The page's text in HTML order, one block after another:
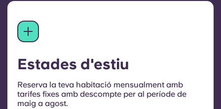
Estades d'estiu
Reserva la teva habitació mensualment amb
tarifes fixes amb descompte per al període de
maig a agost.